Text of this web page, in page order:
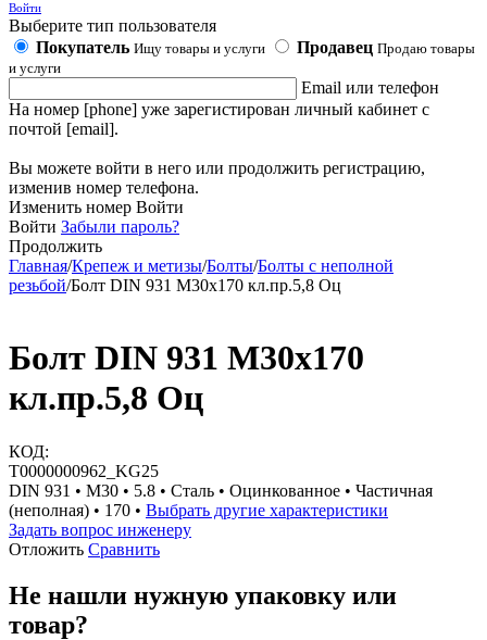
Войти
Выберите тип пользователя
Покупатель Ищу товары и услуги Продавец Продаю товары
и услуги
Email или телефон
На номер [phone] уже зарегистирован личный кабинет с
почтой [email].
Вы можете войти в него или продолжить регистрацию,
изменив номер телефона.
Изменить номер Войти
Войти Забыли пароль?
Продолжить
Главная/Крепеж и метизы/Болты/Болты с неполной
резьбой/Болт DIN 931 М30х170 кл.пр.5,8 Оц
Болт DIN 931 М30х170
кл.пр.5,8 Оц
КОД:
Т0000000962_KG25
DIN 931 • М30 • 5.8 • Сталь • Оцинкованное • Частичная
(неполная) • 170 • Выбрать другие характеристики
Задать вопрос инженеру
Отложить Сравнить
Не нашли нужную упаковку или
товар?